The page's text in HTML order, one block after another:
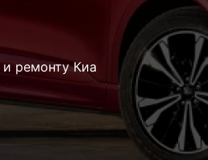
ремонту Киа